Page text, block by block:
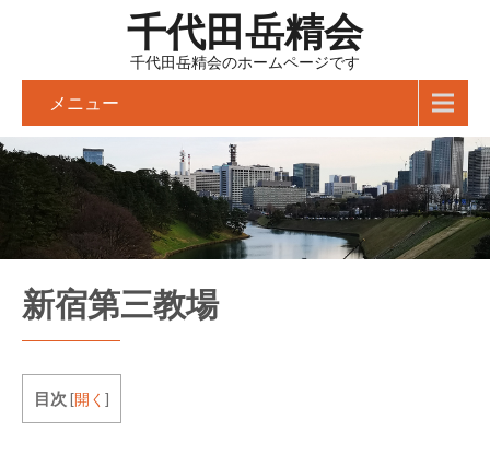
千代田岳精会
千代田岳精会のホームページです
メニュー
新宿第三教場
目次 [開く ]